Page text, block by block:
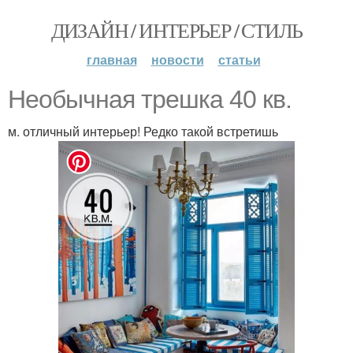
ДИЗАЙН / ИНТЕРЬЕР / СТИЛЬ
главная новости статьи
Необычная трешка 40 кв.
м. отличный интерьер! Редко такой встретишь